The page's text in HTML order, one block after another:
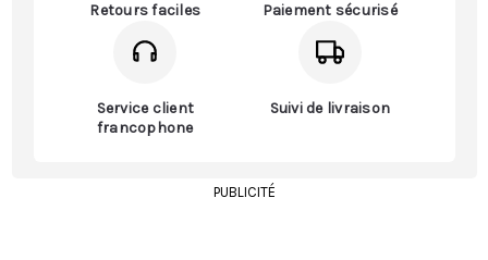
Retours faciles Paiement sécurisé
Service client
francophone
Suivi de livraison
PUBLICITÉ